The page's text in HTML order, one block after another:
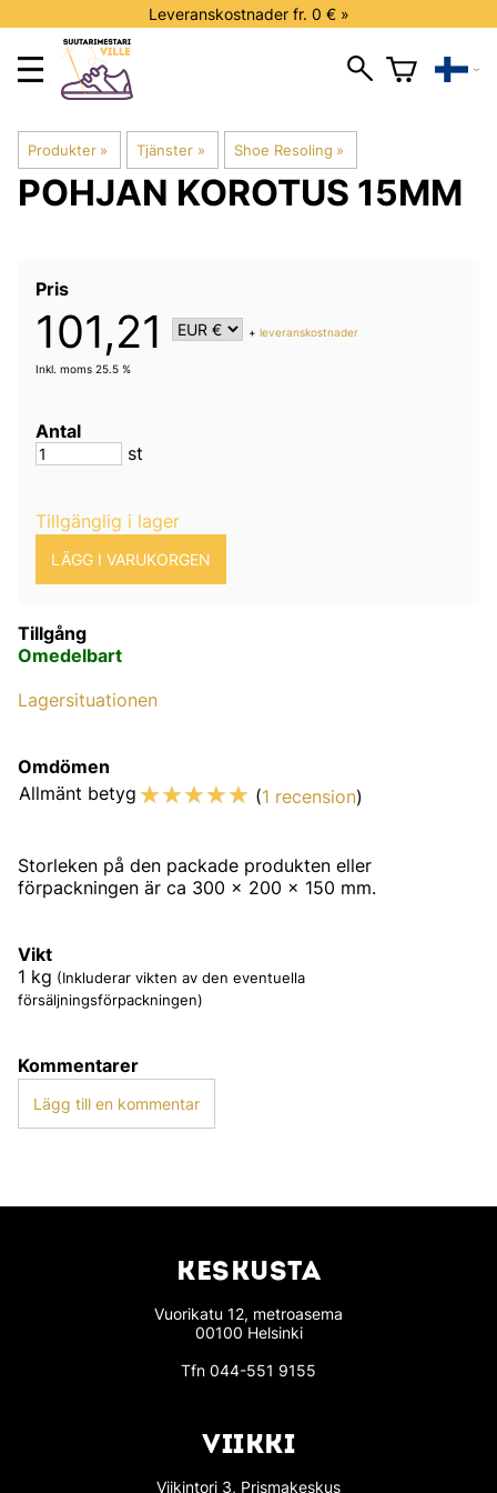
Leveranskostnader fr. 0 € »
Produkter ‪» Tjänster ‪» Shoe Resoling ‪»
POHJAN KOROTUS 15MM
Pris
101,21 +leveranskostnader
Inkl. moms 25.5 %
Antal
st
Tillgänglig i lager
Tillgång
Omedelbart
Lagersituationen
Omdömen
Allmänt betyg ☆☆☆☆☆ (1 recension)
Storleken på den packade produkten eller
förpackningen är ca 300 x 200 x 150 mm.
Vikt
1 kg (Inkluderar vikten av den eventuella
försäljningsförpackningen)
Kommentarer
Lägg till en kommentar
KESKUSTA
Vuorikatu 12, metroasema
00100 Helsinki
Tfn 044-551 9155
VIIKKI
Viikintori 3, Prismakeskus